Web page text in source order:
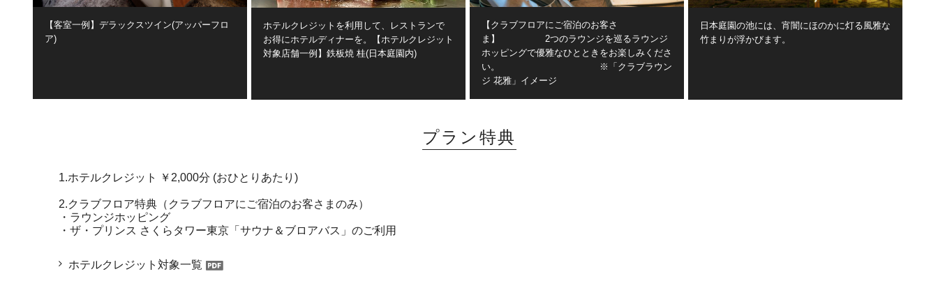
【客室一例】デラックスツイン(アッパーフロ
ア)
ホテルクレジットを利用して、レストランで
お得にホテルディナーを。【ホテルクレジット
対象店舗一例】鉄板焼 桂(日本庭園内)
【クラブフロアにご宿泊のお客さ
ま】 2つのラウンジを巡るラウンジ
ホッピングで優雅なひとときをお楽しみくださ
い。 ※「クラブラウン
ジ 花雅」イメージ
日本庭園の池には、宵闇にほのかに灯る風雅な
竹まりが浮かびます。
プラン特典
1.ホテルクレジット ￥2,000分 (おひとりあたり)
2.クラブフロア特典（クラブフロアにご宿泊のお客さまのみ）
・ラウンジホッピング
・ザ・プリンス さくらタワー東京「サウナ＆ブロアバス」のご利用
ホテルクレジット対象一覧